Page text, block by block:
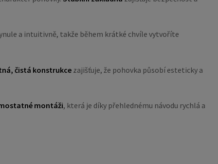
a intuitivně, takže během krátké chvíle vytvoříte
čistá konstrukcezajišťuje, že pohovka působí esteticky a
montáži, která je díky přehlednému návodu rychlá a